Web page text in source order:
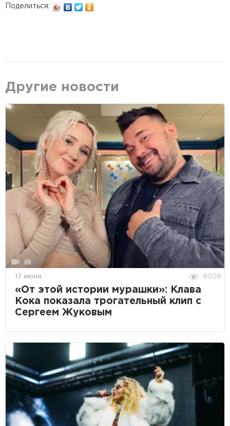
Поделиться:
Другие новости
17 июня 6026
«От этой истории мурашки»: Клава
Кока показала трогательный клип с
Сергеем Жуковым